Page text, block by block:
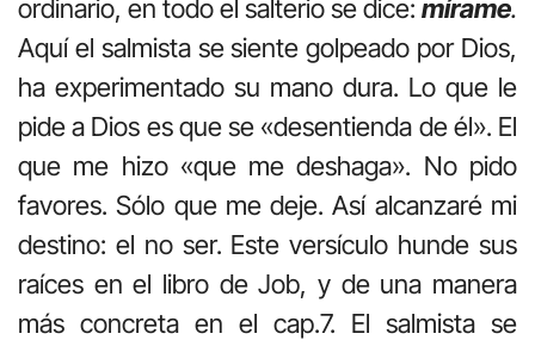
ordinario, en todo el salterio se dice: mírame.
Aquí el salmista se siente golpeado por Dios,
ha experimentado su mano dura. Lo que le
pide a Dios es que se «desentienda de él». El
que me hizo «que me deshaga». No pido
favores. Sólo que me deje. Así alcanzaré mi
destino: el no ser. Este versículo hunde sus
raíces en el libro de Job, y de una manera
más concreta en el cap.7. El salmista se